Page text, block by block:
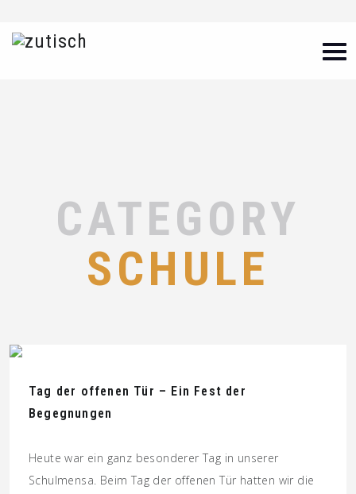
CATEGORY
SCHULE
Tag der offenen Tür – Ein Fest der
Begegnungen
Heute war ein ganz besonderer Tag in unserer
Schulmensa. Beim Tag der offenen Tür hatten wir die